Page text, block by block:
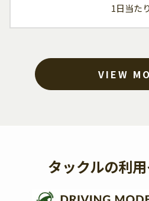
1日当た
VIEW
タックルの利